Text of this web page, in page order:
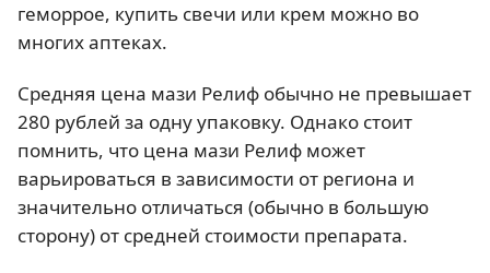
геморрое, купить свечи или крем можно во
многих аптеках.
Средняя цена мази Релиф обычно не превышает
280 рублей за одну упаковку. Однако стоит
помнить, что цена мази Релиф может
варьироваться в зависимости от региона и
значительно отличаться (обычно в большую
сторону) от средней стоимости препарата.